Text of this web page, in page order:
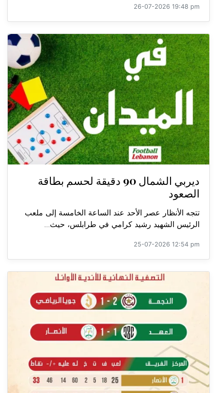
26-07-2026 19:48 pm
ديربي الشمال 90 دقيقة لحسم بطاقة
الصعود
تتجه الأنظار عصر الأحد عند الساعة الخامسة إلى ملعب
الرئيس الشهيد رشيد كرامي في طرابلس، حيث...
25-07-2026 12:54 pm